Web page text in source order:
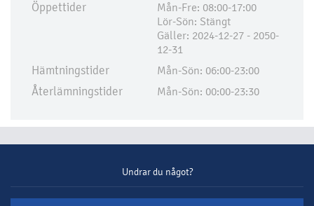
Öppettider
Mån-Fre: 08:00-17:00
Lör-Sön: Stängt
Gäller: 2024-12-27 - 2050-
12-31
Hämtningstider Mån-Sön: 06:00-23:00
Återlämningstider Mån-Sön: 00:00-23:30
Undrar du något?